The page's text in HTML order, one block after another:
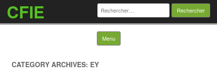
CFIE Rechercher :
Menu Skip to content
CATEGORY ARCHIVES: EY